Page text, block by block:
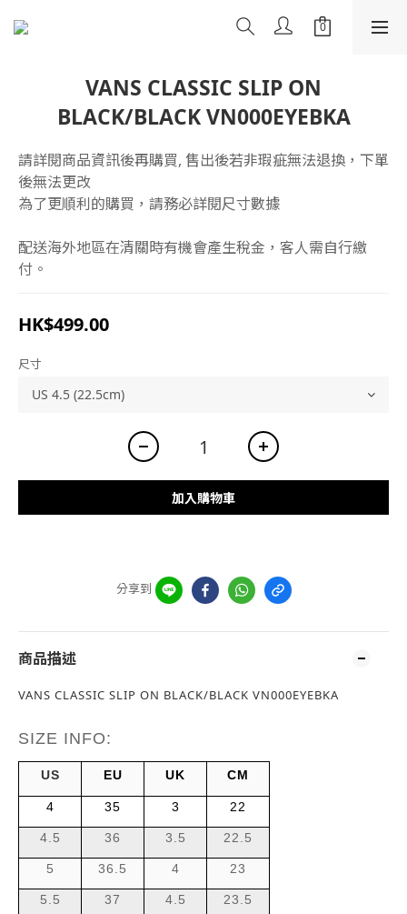
VANS CLASSIC SLIP ON
BLACK/BLACK VN000EYEBKA
請詳閱商品資訊後再購買, 售出後若非瑕疵無法退換，下單
後無法更改
為了更順利的購買，請務必詳閱尺寸數據
配送海外地區在清關時有機會產生稅金，客人需自行繳
付。
HK$499.00
尺寸
加入購物車
分享到
商品描述
VANS CLASSIC SLIP ON BLACK/BLACK VN000EYEBKA
SIZE INFO:
US EU UK CM
4 35 3 22
4.5 36 3.5 22.5
5 36.5 4 23
5.5 37 4.5 23.5